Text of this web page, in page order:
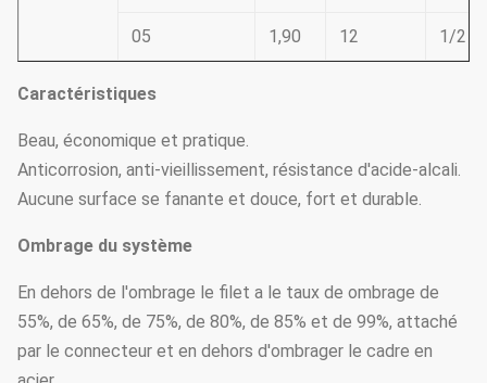
05 1,90 12 1/2
Caractéristiques
Beau, économique et pratique.
Anticorrosion, anti-vieillissement, résistance d'acide-alcali.
Aucune surface se fanante et douce, fort et durable.
Ombrage du système
En dehors de l'ombrage le filet a le taux de ombrage de
55%, de 65%, de 75%, de 80%, de 85% et de 99%, attaché
par le connecteur et en dehors d'ombrager le cadre en